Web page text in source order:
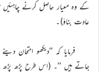
کے وہ معیار حاصل کرنے چاہئیں
عادت بناؤ)۔
فرمایا کہ ’’دیکھو امتحان
جاتے ہیں ‘‘۔ (اس طرح پڑھ پڑھ